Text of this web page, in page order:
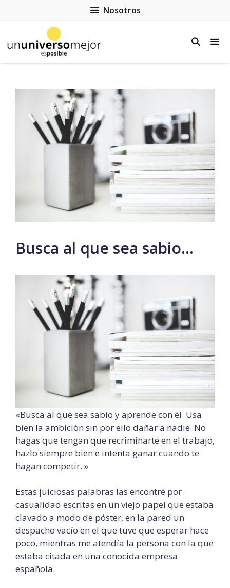
Nosotros
Busca al que sea sabio…
«Busca al que sea sabio y aprende con él. Usa
bien la ambición sin por ello dañar a nadie. No
hagas que tengan que recriminarte en el trabajo,
hazlo siempre bien e intenta ganar cuando te
hagan competir. »
Estas juiciosas palabras las encontré por
casualidad escritas en un viejo papel que estaba
clavado a modo de póster, en la pared un
despacho vacío en el que tuve que esperar hace
poco, mientras me atendía la persona con la que
estaba citada en una conocida empresa
española.